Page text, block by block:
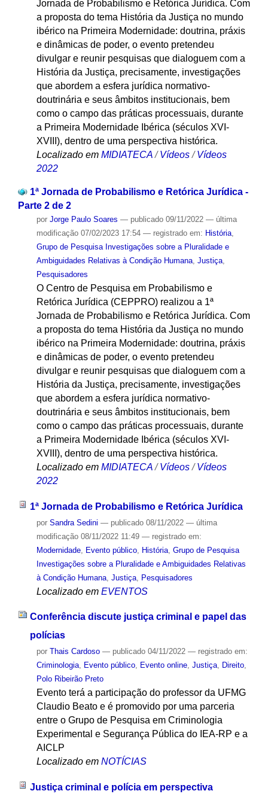
Jornada de Probabilismo e Retórica Jurídica. Com
a proposta do tema História da Justiça no mundo
ibérico na Primeira Modernidade: doutrina, práxis
e dinâmicas de poder, o evento pretendeu
divulgar e reunir pesquisas que dialoguem com a
História da Justiça, precisamente, investigações
que abordem a esfera jurídica normativo-
doutrinária e seus âmbitos institucionais, bem
como o campo das práticas processuais, durante
a Primeira Modernidade Ibérica (séculos XVI-
XVIII), dentro de uma perspectiva histórica.
Localizado em MIDIATECA /Vídeos /Vídeos
2022
1ª Jornada de Probabilismo e Retórica Jurídica -
Parte 2 de 2
por Jorge Paulo Soares — publicado09/11/2022 — última
modificação07/02/2023 17:54 — registrado em: História,
Grupo de Pesquisa Investigações sobre a Pluralidade e
Ambiguidades Relativas à Condição Humana, Justiça,
Pesquisadores
O Centro de Pesquisa em Probabilismo e
Retórica Jurídica (CEPPRO) realizou a 1ª
Jornada de Probabilismo e Retórica Jurídica. Com
a proposta do tema História da Justiça no mundo
ibérico na Primeira Modernidade: doutrina, práxis
e dinâmicas de poder, o evento pretendeu
divulgar e reunir pesquisas que dialoguem com a
História da Justiça, precisamente, investigações
que abordem a esfera jurídica normativo-
doutrinária e seus âmbitos institucionais, bem
como o campo das práticas processuais, durante
a Primeira Modernidade Ibérica (séculos XVI-
XVIII), dentro de uma perspectiva histórica.
Localizado em MIDIATECA /Vídeos /Vídeos
2022
1ª Jornada de Probabilismo e Retórica Jurídica
por Sandra Sedini — publicado08/11/2022 — última
modificação08/11/2022 11:49 — registrado em:
Modernidade, Evento público, História, Grupo de Pesquisa
Investigações sobre a Pluralidade e Ambiguidades Relativas
à Condição Humana, Justiça, Pesquisadores
Localizado em EVENTOS
Conferência discute justiça criminal e papel das
polícias
por Thais Cardoso — publicado04/11/2022 — registrado em:
Criminologia, Evento público, Evento online, Justiça, Direito,
Polo Ribeirão Preto
Evento terá a participação do professor da UFMG
Claudio Beato e é promovido por uma parceria
entre o Grupo de Pesquisa em Criminologia
Experimental e Segurança Pública do IEA-RP e a
AICLP
Localizado em NOTÍCIAS
Justiça criminal e polícia em perspectiva